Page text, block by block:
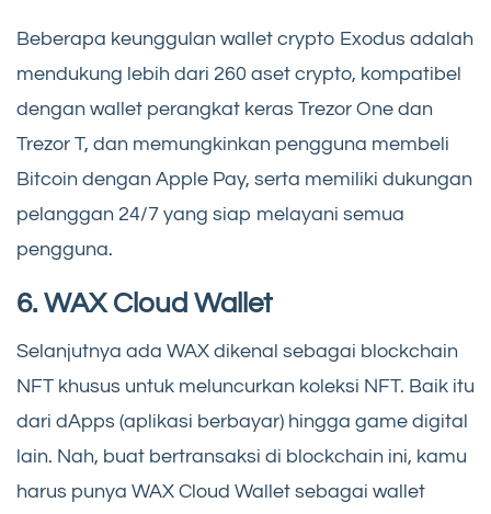
Beberapa keunggulan wallet crypto Exodus adalah
mendukung lebih dari 260 aset crypto, kompatibel
dengan wallet perangkat keras Trezor One dan
Trezor T, dan memungkinkan pengguna membeli
Bitcoin dengan Apple Pay, serta memiliki dukungan
pelanggan 24/7 yang siap melayani semua
pengguna.
6. WAX Cloud Wallet
Selanjutnya ada WAX dikenal sebagai blockchain
NFT khusus untuk meluncurkan koleksi NFT. Baik itu
dari dApps (aplikasi berbayar) hingga game digital
lain. Nah, buat bertransaksi di blockchain ini, kamu
harus punya WAX Cloud Wallet sebagai wallet